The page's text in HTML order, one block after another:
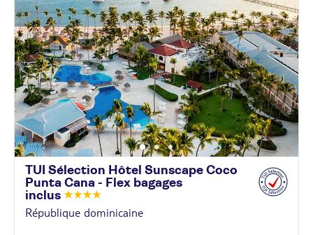
TUI Sélection Hôtel Sunscape Coco
Punta Cana - Flex bagages
inclus
République dominicaine